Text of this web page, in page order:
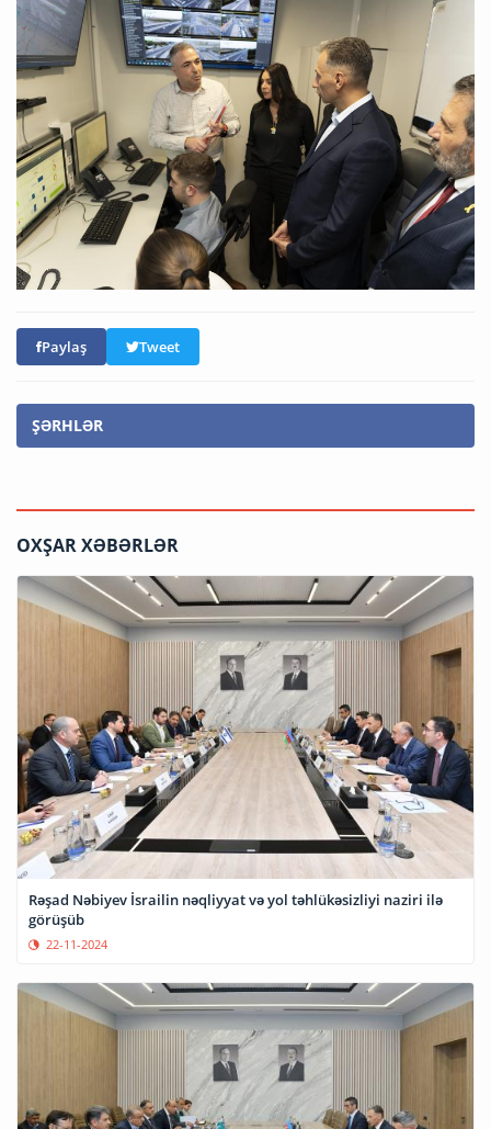
Paylaş Tweet
ŞƏRHLƏR
OXŞAR XƏBƏRLƏR
Rəşad Nəbiyev İsrailin nəqliyyat və yol təhlükəsizliyi naziri ilə
görüşüb
22-11-2024